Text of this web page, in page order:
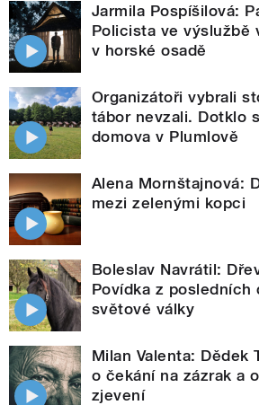
Jarmila Pospíšilová:
Policista ve výslužbě
v horské osadě
Organizátoři vybrali
tábor nevzali. Dotklo
domova v Plumlově
Alena Mornštajnová:
mezi zelenými kopci
Boleslav Navrátil:
Povídka z posledních
světové války
Milan Valenta: Dědek
o čekání na zázrak a
zjevení